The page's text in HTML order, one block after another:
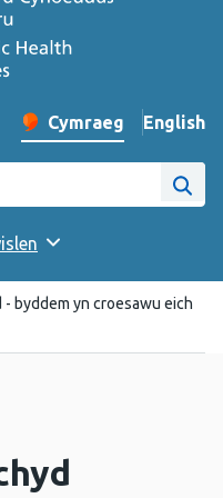
Newid iaith y wefan
Cymraeg English
–
Cymru
byddem yn croesawu eich